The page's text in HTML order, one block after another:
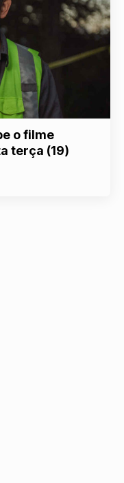
o filme
terça (19)